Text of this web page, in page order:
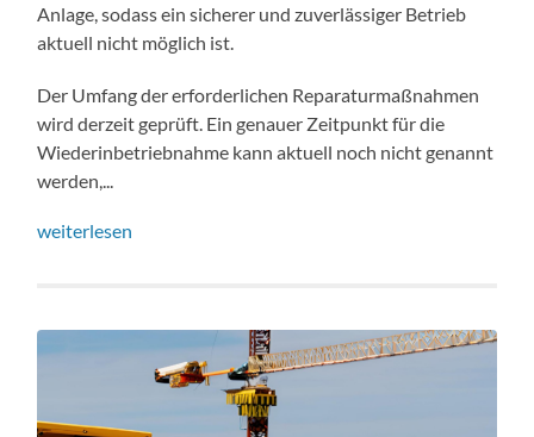
Anlage, sodass ein sicherer und zuverlässiger Betrieb
aktuell nicht möglich ist.
Der Umfang der erforderlichen Reparaturmaßnahmen
wird derzeit geprüft. Ein genauer Zeitpunkt für die
Wiederinbetriebnahme kann aktuell noch nicht genannt
werden,...
weiterlesen